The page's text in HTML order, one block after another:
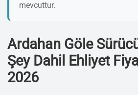
mevcuttur.
Ardahan Göle
Şey Dahil Ehliyet
2026